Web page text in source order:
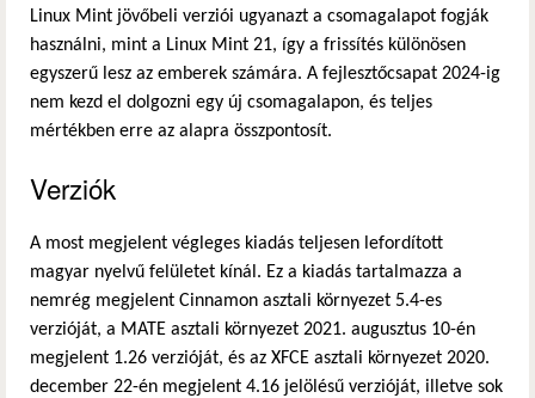
Linux Mint jövőbeli verziói ugyanazt a csomagalapot fogják
használni, mint a Linux Mint 21, így a frissítés különösen
egyszerű lesz az emberek számára. A fejlesztőcsapat 2024-ig
nem kezd el dolgozni egy új csomagalapon, és teljes
mértékben erre az alapra összpontosít.
Verziók
A most megjelent végleges kiadás teljesen lefordított
magyar nyelvű felületet kínál. Ez a kiadás tartalmazza a
nemrég megjelent Cinnamon asztali környezet 5.4-es
verzióját, a MATE asztali környezet 2021. augusztus 10-én
megjelent 1.26 verzióját, és az XFCE asztali környezet 2020.
december 22-én megjelent 4.16 jelölésű verzióját, illetve sok